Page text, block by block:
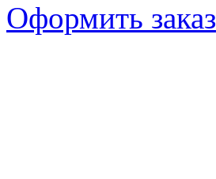
Оформить заказ